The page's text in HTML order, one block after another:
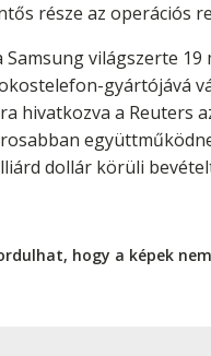
része az operációs
Samsung világszerte
gyártójává
hivatkozva a Reuters
dollár körüli
hogy a képek